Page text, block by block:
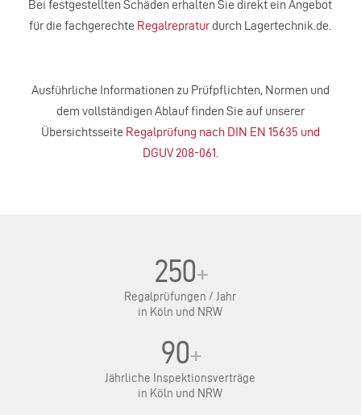
Bei festgestellten Schäden erhalten Sie direkt ein Angebot
für die fachgerechte Regalrepratur durch Lagertechnik.de.
Ausführliche Informationen zu Prüfpflichten, Normen und
dem vollständigen Ablauf finden Sie auf unserer
Übersichtsseite Regalprüfung nach DIN EN 15635 und
DGUV 208-061
250+
Regalprüfungen / Jahr
in Köln und NRW
90+
Jährliche Inspektionsverträge
in Köln und NRW